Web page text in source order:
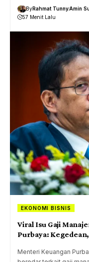
ByRahmat TunnyAmin
57 Menit Lalu
EKONOMI BISNIS
Viral Isu Gaji
Purbaya:
Menteri Keuangan